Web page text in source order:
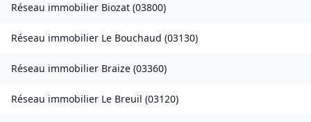
Réseau immobilier Biozat (03800)
Réseau immobilier Le Bouchaud (03130)
Réseau immobilier Braize (03360)
Réseau immobilier Le Breuil (03120)